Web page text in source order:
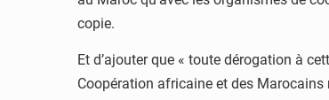
copie.
Et d’ajouter que « toute dérogation à
Coopération africaine et des Marocains